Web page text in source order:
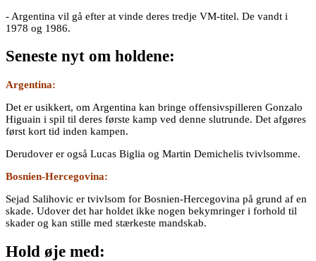
- Argentina vil gå efter at vinde deres tredje VM-titel. De vandt i
1978 og 1986.
Seneste nyt om holdene:
Argentina:
Det er usikkert, om Argentina kan bringe offensivspilleren Gonzalo
Higuain i spil til deres første kamp ved denne slutrunde. Det afgøres
først kort tid inden kampen.
Derudover er også Lucas Biglia og Martin Demichelis tvivlsomme.
Bosnien-Hercegovina:
Sejad Salihovic er tvivlsom for Bosnien-Hercegovina på grund af en
skade. Udover det har holdet ikke nogen bekymringer i forhold til
skader og kan stille med stærkeste mandskab.
Hold øje med: